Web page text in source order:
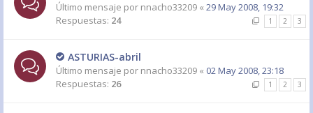
Último mensaje por nnacho33209 « 29 May 2008, 19:32
Respuestas: 24 1 2 3
ASTURIAS-abril
Último mensaje por nnacho33209 « 02 May 2008, 23:18
Respuestas: 26 1 2 3